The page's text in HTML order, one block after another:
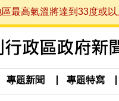
最高氣溫將達到33度或
專題新聞 專題特寫